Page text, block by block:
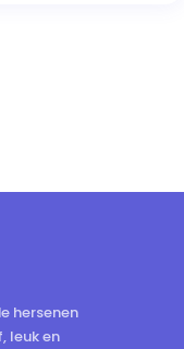
hersenen
leuk en